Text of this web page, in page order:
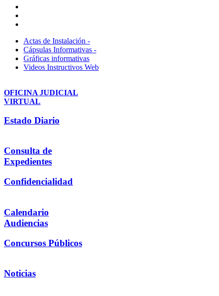
Actas de Instalación -
Cápsulas Informativas -
Gráficas informativas
Videos Instructivos Web
OFICINA JUDICIAL
VIRTUAL
Estado Diario
Consulta de
Expedientes
Confidencialidad
Calendario
Audiencias
Concursos Públicos
Noticias